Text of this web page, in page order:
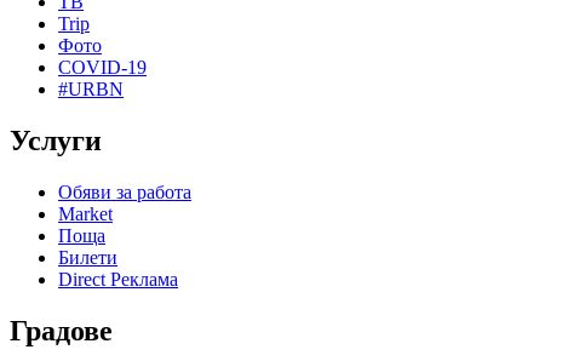
Trip
Фото
COVID-19
#URBN
Услуги
Обяви за работа
Market
Поща
Билети
Direct Реклама
Градове